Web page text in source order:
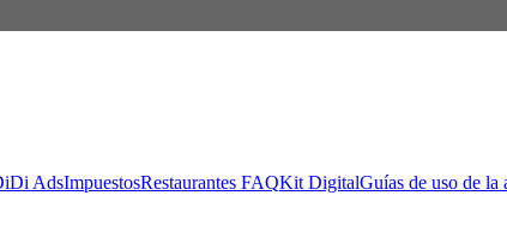
AdsImpuestosRestaurantes FAQKit DigitalGuías de uso de la